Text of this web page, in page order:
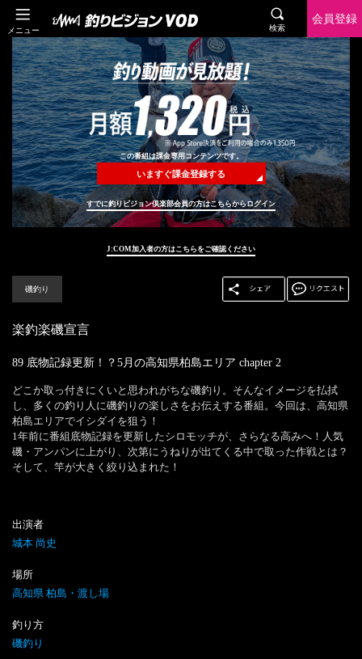
メニュー 検索
会員登録
この番組は課金専用コンテンツです。
いますぐ課金登録する
すでに釣りビジョン倶楽部会員の方はこちらからログイン
J:COM加入者の方はこちらをご確認ください
磯釣り
楽釣楽磯宣言
89 底物記録更新！？5月の高知県柏島エリア chapter 2
どこか取っ付きにくいと思われがちな磯釣り。そんなイメージを払拭
し、多くの釣り人に磯釣りの楽しさをお伝えする番組。今回は、高知県
柏島エリアでイシダイを狙う！
1年前に番組底物記録を更新したシロモッチが、さらなる高みへ！人気
磯・アンパンに上がり、次第にうねりが出てくる中で取った作戦とは？
そして、竿が大きく絞り込まれた！
出演者
城本 尚史
場所
高知県 柏島・渡し場
釣り方
磯釣り